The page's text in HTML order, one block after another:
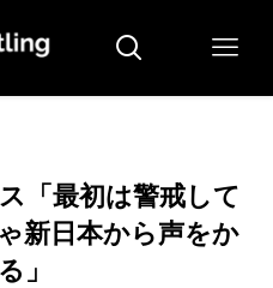
「最初は警戒して
新日本から声をか
」